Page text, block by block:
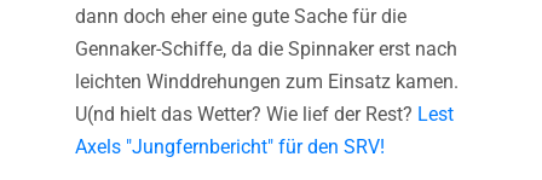
dann doch eher eine gute Sache für die
Gennaker-Schiffe, da die Spinnaker erst nach
leichten Winddrehungen zum Einsatz kamen.
U(nd hielt das Wetter? Wie lief der Rest? Lest
Axels "Jungfernbericht" für den SRV!